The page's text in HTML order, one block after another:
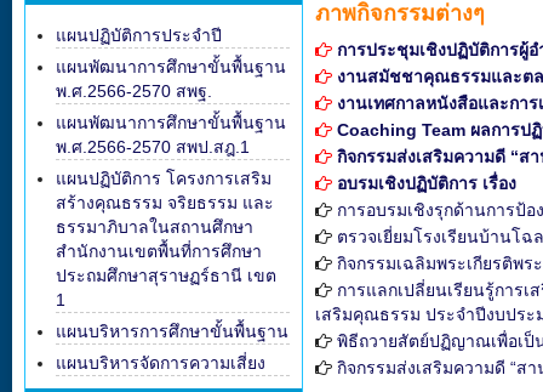
แผนปฏิบัติการประจำปี
แผนพัฒนาการศึกษาขั้นพื้นฐาน
พ.ศ.2566-2570 สพฐ.
แผนพัฒนาการศึกษาขั้นพื้นฐาน
พ.ศ.2566-2570 สพป.สฎ.1
แผนปฏิบัติการ โครงการเสริม
สร้างคุณธรรม จริยธรรม และ
ธรรมาภิบาลในสถานศึกษา
สำนักงานเขตพื้นที่การศึกษา
ประถมศึกษาสุราษฏร์ธานี เขต
1
แผนบริหารการศึกษาขั้นพื้นฐาน
แผนบริหารจัดการความเสี่ยง
ภาพกิจกรรมต่างๆ
การประชุมเชิงปฏิบัติการผู้
งานสมัชชาคุณธรรมและต
งานเทศกาลหนังสือและกา
Coaching Team ผลการป
กิจกรรมส่งเสริมความดี “ส
อบรมเชิงปฏิบัติการ เรื่อง
การอบรมเชิงรุกด้านการป้
ตรวจเยี่ยมโรงเรียนบ้านโฉ
กิจกรรมเฉลิมพระเกียรติพ
การแลกเปลี่ยนเรียนรู้การ
เสริมคุณธรรม ประจำปีงบปร
พิธีถวายสัตย์ปฏิญาณเพื่อเ
กิจกรรมส่งเสริมความดี “ส